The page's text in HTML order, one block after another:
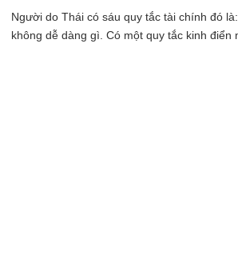
Người do Thái có sáu quy tắc tài chính đó
không dễ dàng gì. Có một quy tắc kinh điển